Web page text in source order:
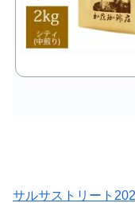
サルサストリート